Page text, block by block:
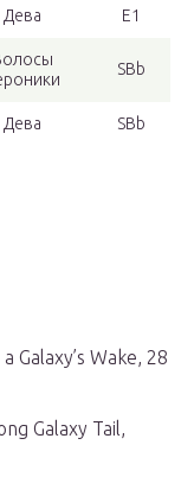
Дева E1
SBb
Дева SBb
Galaxy’s Wake, 28
Galaxy Tail,